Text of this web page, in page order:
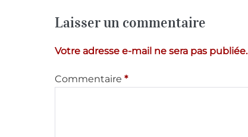
Laisser un commentaire
Votre adresse e-mail ne sera pas publiée.
Commentaire *